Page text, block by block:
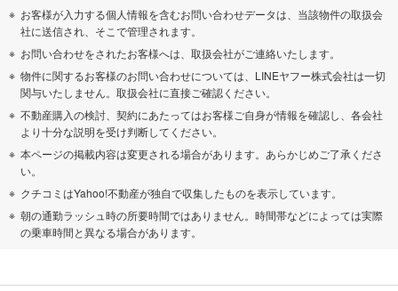
お客様が入力する個人情報を含むお問い合わせデータは、当該物件の取扱会
社に送信され、そこで管理されます。
お問い合わせをされたお客様へは、取扱会社がご連絡いたします。
物件に関するお客様のお問い合わせについては、LINEヤフー株式会社は一切
関与いたしません。取扱会社に直接ご確認ください。
不動産購入の検討、契約にあたってはお客様ご自身が情報を確認し、各会社
より十分な説明を受け判断してください。
本ページの掲載内容は変更される場合があります。あらかじめご了承くださ
い。
クチコミはYahoo!不動産が独自で収集したものを表示しています。
朝の通勤ラッシュ時の所要時間ではありません。時間帯などによっては実際
の乗車時間と異なる場合があります。